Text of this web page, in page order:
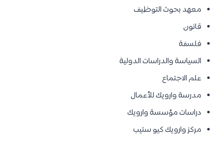
معهد بحوث التوظيف
قانون
فلسفة
السياسة والدراسات الدولية
علم الاجتماع
مدرسة وارويك للأعمال
دراسات مؤسسة وارويك
مركز وارويك كيو ستيب